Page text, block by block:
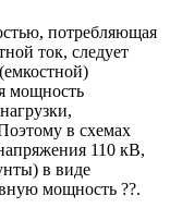
потребляющая
ток, следует
мощность
в схемах
110 кВ,
в виде
мощность ??.